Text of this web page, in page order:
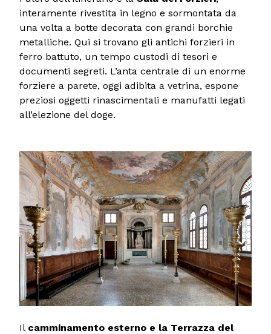
interamente rivestita in legno e sormontata da
una volta a botte decorata con grandi borchie
metalliche. Qui si trovano gli antichi forzieri in
ferro battuto, un tempo custodi di tesori e
documenti segreti. L’anta centrale di un enorme
forziere a parete, oggi adibita a vetrina, espone
preziosi oggetti rinascimentali e manufatti legati
all’elezione del doge.
Il camminamento esterno e la Terrazza del